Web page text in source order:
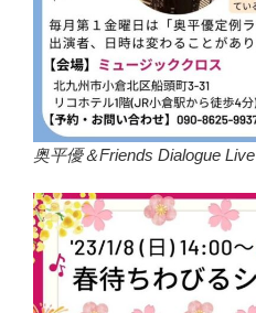
奥平優＆Friends Dialogue Live